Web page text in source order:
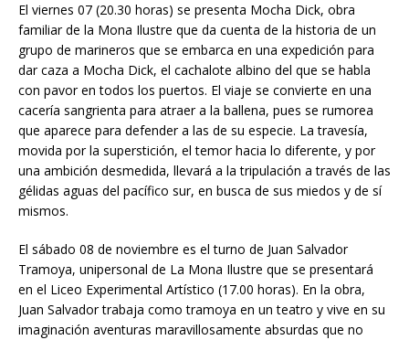
El viernes 07 (20.30 horas) se presenta Mocha Dick, obra
familiar de la Mona Ilustre que da cuenta de la historia de un
grupo de marineros que se embarca en una expedición para
dar caza a Mocha Dick, el cachalote albino del que se habla
con pavor en todos los puertos. El viaje se convierte en una
cacería sangrienta para atraer a la ballena, pues se rumorea
que aparece para defender a las de su especie. La travesía,
movida por la superstición, el temor hacia lo diferente, y por
una ambición desmedida, llevará a la tripulación a través de las
gélidas aguas del pacífico sur, en busca de sus miedos y de sí
mismos.
El sábado 08 de noviembre es el turno de Juan Salvador
Tramoya, unipersonal de La Mona Ilustre que se presentará
en el Liceo Experimental Artístico (17.00 horas). En la obra,
Juan Salvador trabaja como tramoya en un teatro y vive en su
imaginación aventuras maravillosamente absurdas que no